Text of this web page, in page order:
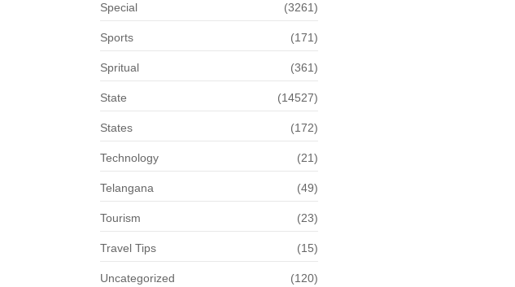
Special (3261)
Sports (171)
Spritual (361)
State (14527)
States (172)
Technology (21)
Telangana (49)
Tourism (23)
Travel Tips (15)
Uncategorized (120)